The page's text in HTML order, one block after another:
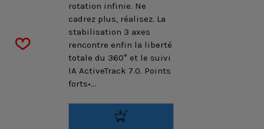
rotation infinie. Ne
cadrez plus, réalisez. La
stabilisation 3 axes
rencontre enfin la liberté
totale du 360° et le suivi
IA ActiveTrack 7.0. Points
forts•...